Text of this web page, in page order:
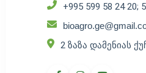
+995 599 58 24 20;
2 ზაზა დამენიას